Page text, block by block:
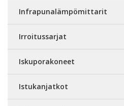
Infrapunalämpömittarit
Irroitussarjat
Iskuporakoneet
Istukanjatkot